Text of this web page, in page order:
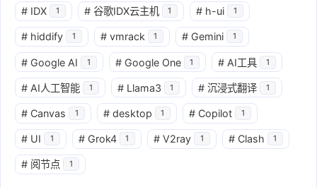
# IDX 1 # 谷歌IDX云主机 1 # h-ui 1
# hiddify 1 # vmrack 1 # Gemini 1
# Google AI 1 # Google One 1 # AI工具 1
# AI人工智能 1 # Llama3 1 # 沉浸式翻译 1
# Canvas 1 # desktop 1 # Copilot 1
# UI 1 # Grok4 1 # V2ray 1 # Clash 1
# 阅节点 1